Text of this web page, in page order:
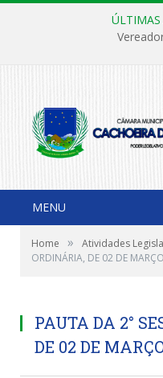
ÚLTIMAS
MENU
Home » Atividades
ORDINÁRIA, DE 02 DE
PAUTA DA 2°
DE 02 DE